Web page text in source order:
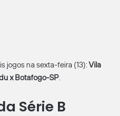
jogos na sexta-feira (13):Vila
x Botafogo-SP.
Série B